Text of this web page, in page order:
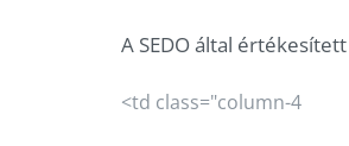
A SEDO által
<td class="column-4